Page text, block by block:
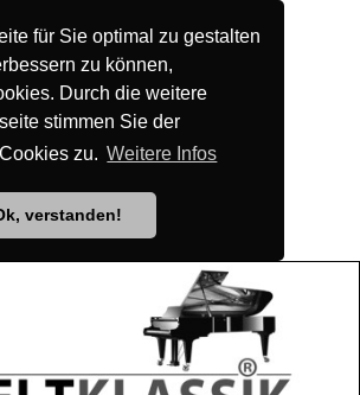
für Sie optimal zu gestalten
zu können,
Durch die weitere
stimmen Sie der
zu. Weitere Infos
verstanden!